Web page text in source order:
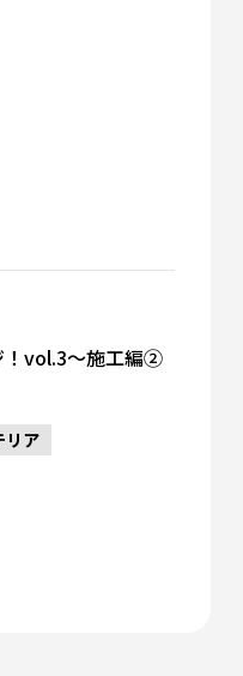
！vol.3～施工編②
リア